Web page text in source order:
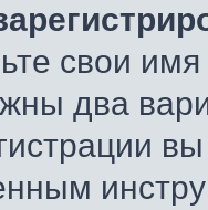
свои
два